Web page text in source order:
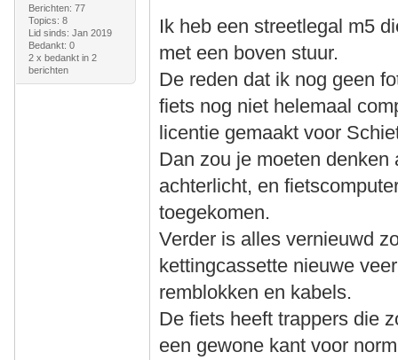
Berichten: 77
Topics: 8
Lid sinds: Jan 2019
Bedankt: 0
2 x bedankt in 2
berichten
Ik heb een streetlegal m5
met een boven stuur.
De reden dat ik nog geen
fiets nog niet helemaal
licentie gemaakt voor
Dan zou je moeten
achterlicht, en
toegekomen.
Verder is alles vernieuwd
kettingcassette nieuwe
remblokken en kabels.
De fiets heeft trappers die
een gewone kant voor